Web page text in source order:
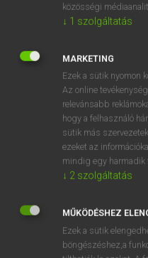
EZEKET KELL
PERFECTRŐL
Amikor belekezdesz az
gondolatod, hogy a
ANGOL NYELV
közösségi
↓ 1 szolgáltatás
MARKETING
Ezek a sütik nyomon
Az online
relevánsabb
hogy a felhasználó
sütik más
ezeket az
mindig egy harmadik
↓ 2 szolgáltatás
MŰKÖDÉSHEZ
Ezek a sütik
böngészéshez,a